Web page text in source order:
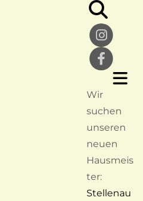
Wir
suchen
unseren
neuen
Hausmeis
ter:
Stellenau